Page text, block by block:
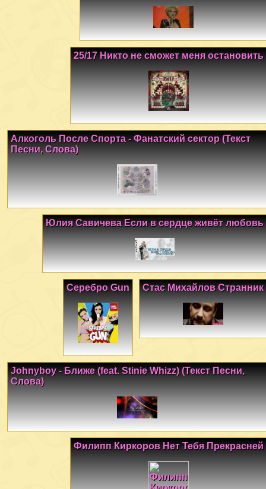
25/17 Никто не сможет меня остановить
Алкоголь После Спорта - Фанатский сектор (Текст
Песни, Слова)
Юлия Савичева Если в сердце живёт любовь
Стас Михайлов Странник
Серебро Gun
Johnyboy - Ближе (feat. Stinie Whizz) (Текст Песни,
Слова)
Филипп Киркоров Нет Тебя Прекрасней